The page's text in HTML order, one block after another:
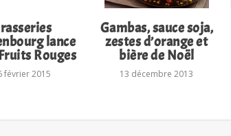
lance
Rouges
février 2015
Gambas, sauce soja,
zestes d’orange et
bière de Noël
13 décembre 2013